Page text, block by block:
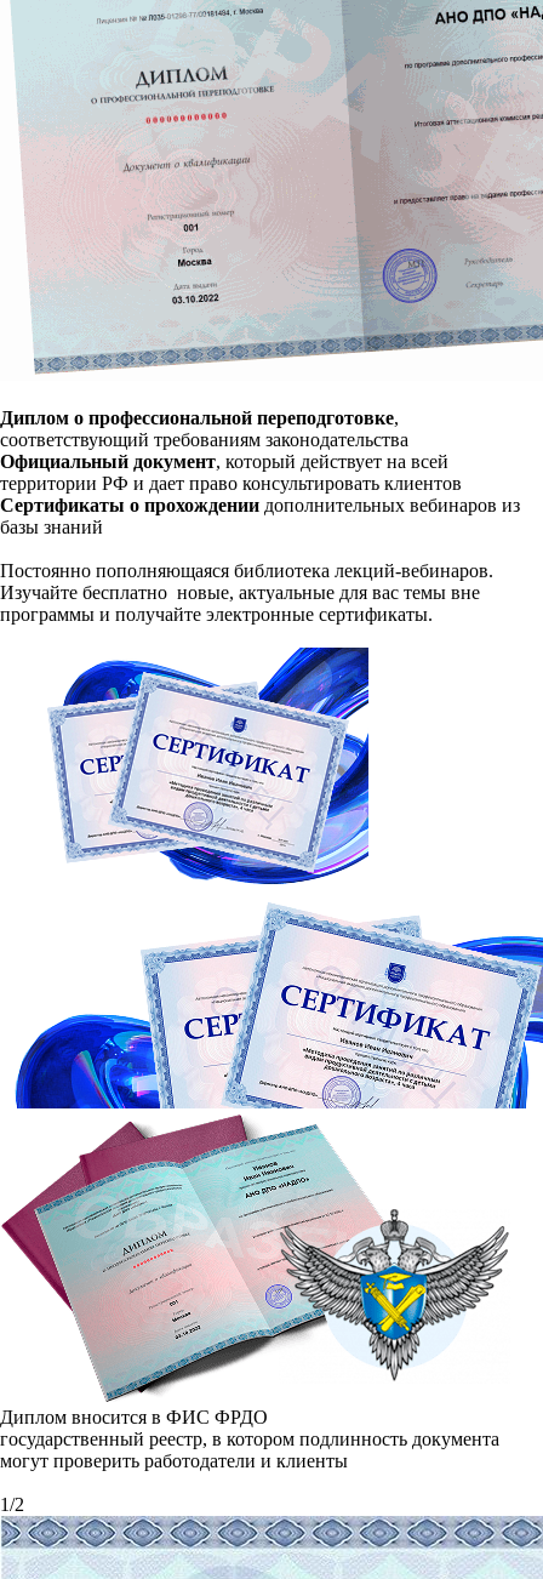
Диплом о профессиональной переподготовке,
соответствующий требованиям законодательства
Официальный документ, который действует на всей
территории РФ и дает право консультировать клиентов
Сертификаты о прохождении дополнительных вебинаров из
базы знаний
Постоянно пополняющаяся библиотека лекций-вебинаров.
Изучайте бесплатно новые, актуальные для вас темы вне
программы и получайте электронные сертификаты.
Диплом вносится в ФИС ФРДО
государственный реестр, в котором подлинность документа
могут проверить работодатели и клиенты
1/2